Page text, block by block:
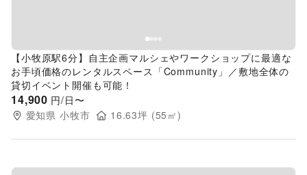
【小牧原駅6分】自主企画マルシェやワークショップに最適な
お手頃価格のレンタルスペース「Community」／敷地全体の
貸切イベント開催も可能！
14,900 円/日〜
愛知県 小牧市 16.63坪 (55 ㎡)